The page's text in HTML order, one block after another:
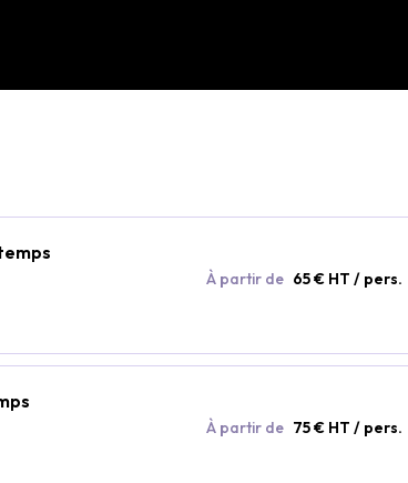
À partir de 65 € HT / pers.
À partir de 75 € HT / pers.